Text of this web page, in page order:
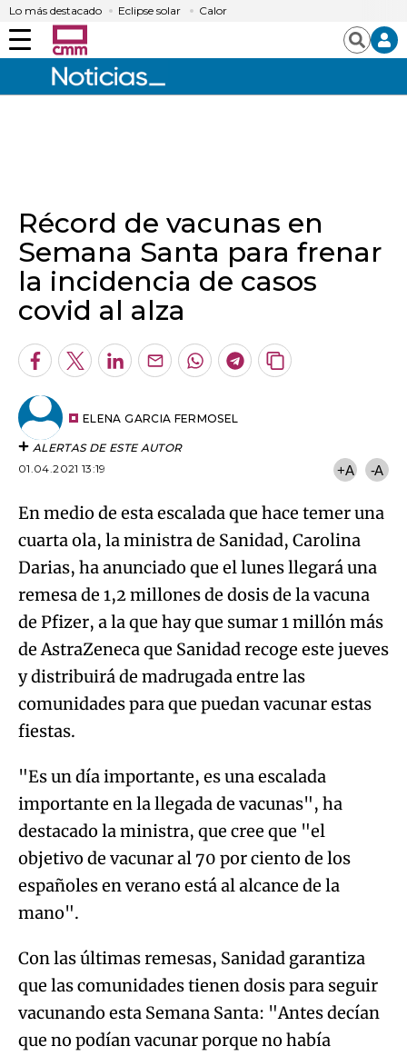
Lo más destacado Eclipse solar Calor
Menú Buscar
Récord de vacunas en
Semana Santa para frenar
la incidencia de casos
covid al alza
Facebook
TwitterLinkedInEnviarWhatsapp
Telegram
Copiar
ELENA GARCIA FERMOSEL
ALERTAS DE ESTE AUTOR
01.04.2021 13:19
+A -A
En medio de esta escalada que hace temer una
cuarta ola, la ministra de Sanidad, Carolina
Darias, ha anunciado que el lunes llegará una
remesa de 1,2 millones de dosis de la vacuna
de Pfizer, a la que hay que sumar 1 millón más
de AstraZeneca que Sanidad recoge este jueves
y distribuirá de madrugada entre las
comunidades para que puedan vacunar estas
fiestas.
"Es un día importante, es una escalada
importante en la llegada de vacunas", ha
destacado la ministra, que cree que "el
objetivo de vacunar al 70 por ciento de los
españoles en verano está al alcance de la
mano".
Con las últimas remesas, Sanidad garantiza
que las comunidades tienen dosis para seguir
vacunando esta Semana Santa: "Antes decían
que no podían vacunar porque no había